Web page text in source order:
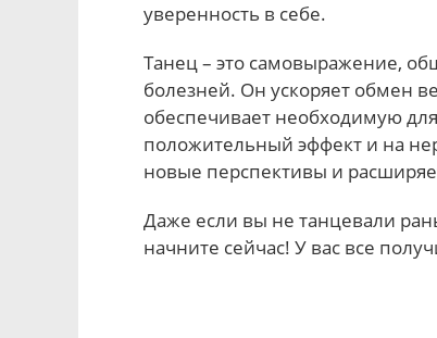
уверенность в себе.
Танец – это самовыражение,
болезней. Он ускоряет обмен
обеспечивает необходимую
положительный эффект и на
новые перспективы и
Даже если вы не танцевали
начните сейчас! У вас все